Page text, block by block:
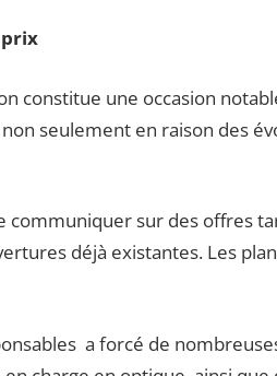
constitue une occasion
seulement en raison des
communiquer sur des offres
déjà existantes. Les
a forcé de